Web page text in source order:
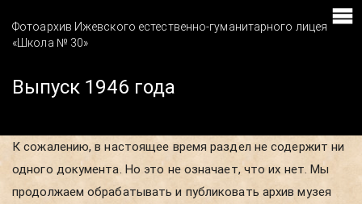
Фотоархив Ижевского естественно-гуманитарного лицея
«Школа № 30»
Выпуск 1946 года
К сожалению, в настоящее время раздел не содержит ни
одного документа. Но это не означает, что их нет. Мы
продолжаем обрабатывать и публиковать архив музея